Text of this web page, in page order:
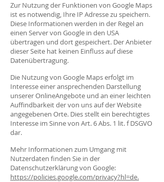
Zur Nutzung der Funktionen von Google Maps
ist es notwendig, Ihre IP Adresse zu speichern.
Diese Informationen werden in der Regel an
einen Server von Google in den USA
übertragen und dort gespeichert. Der Anbieter
dieser Seite hat keinen Einfluss auf diese
Datenübertragung.
Die Nutzung von Google Maps erfolgt im
Interesse einer ansprechenden Darstellung
unserer OnlineAngebote und an einer leichten
Auffindbarkeit der von uns auf der Website
angegebenen Orte. Dies stellt ein berechtigtes
Interesse im Sinne von Art. 6 Abs. 1 lit. f DSGVO
dar.
Mehr Informationen zum Umgang mit
Nutzerdaten finden Sie in der
Datenschutzerklärung von Google:
https://policies.google.com/privacy?hl=de.